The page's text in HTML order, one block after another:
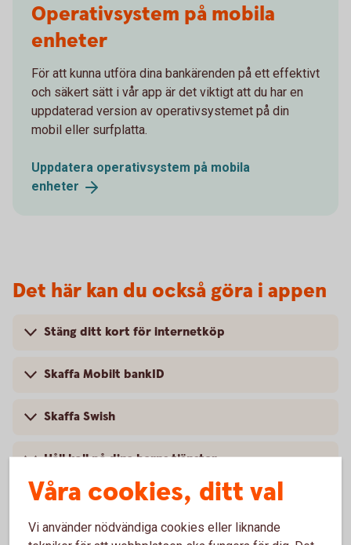
Operativsystem på mobila
enheter
För att kunna utföra dina bankärenden på ett effektivt
och säkert sätt i vår app är det viktigt att du har en
uppdaterad version av operativsystemet på din
mobil eller surfplatta.
Uppdatera operativsystem på mobila
enheter
Det här kan du också göra i appen
Stäng ditt kort för internetköp
Skaffa Mobilt bankID
Skaffa Swish
Håll koll på dina barns tjänster
Få koll på dina abonnemang
Våra cookies, ditt val
Vi använder nödvändiga cookies eller liknande